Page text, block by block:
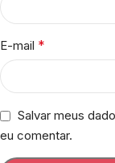
E-mail *
Salvar meus
eu comentar.